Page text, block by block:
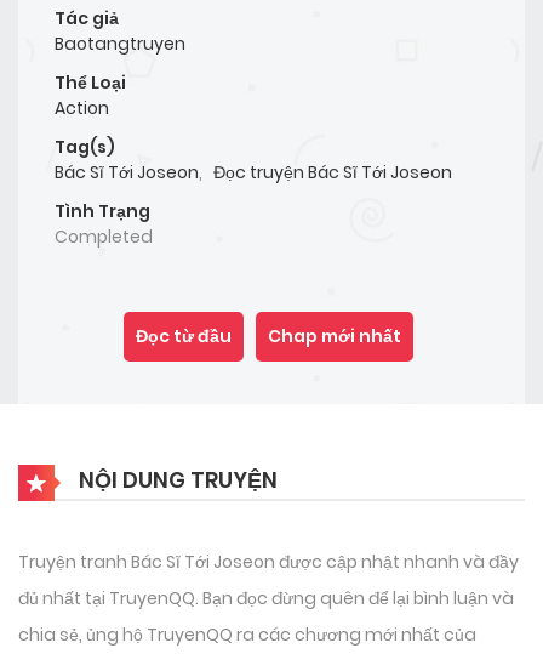
Tác giả
Baotangtruyen
Thể Loại
Action
Tag(s)
Bác Sĩ Tới Joseon, Đọc truyện Bác Sĩ Tới Joseon
Tình Trạng
Completed
Đọc từ đầu Chap mới nhất
NỘI DUNG TRUYỆN
Truyện tranh Bác Sĩ Tới Joseon được cập nhật nhanh và đầy
đủ nhất tại TruyenQQ. Bạn đọc đừng quên để lại bình luận và
chia sẻ, ủng hộ TruyenQQ ra các chương mới nhất của